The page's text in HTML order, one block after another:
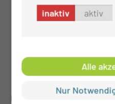
Mitarbeitern
Fragen zur
Prostatakarzinoms.
Hier finden Sie die
inaktiv aktiv
Alle
Nur